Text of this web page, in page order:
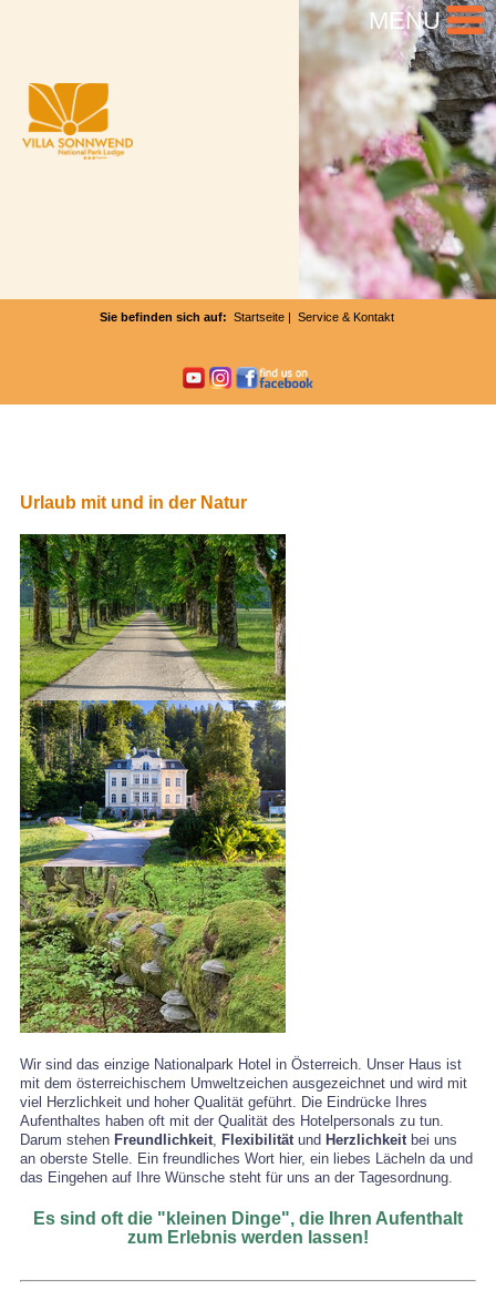
MENU
Sie befinden sich auf: Startseite| Service & Kontakt
Urlaub mit und in der Natur
Wir sind das einzige Nationalpark Hotel in Österreich. Unser Haus ist
mit dem österreichischem Umweltzeichen ausgezeichnet und wird mit
viel Herzlichkeit und hoher Qualität geführt. Die Eindrücke Ihres
Aufenthaltes haben oft mit der Qualität des Hotelpersonals zu tun.
Darum stehen Freundlichkeit, Flexibilität und Herzlichkeit bei uns
an oberste Stelle. Ein freundliches Wort hier, ein liebes Lächeln da und
das Eingehen auf Ihre Wünsche steht für uns an der Tagesordnung.
Es sind oft die "kleinen Dinge", die Ihren Aufenthalt
zum Erlebnis werden lassen!